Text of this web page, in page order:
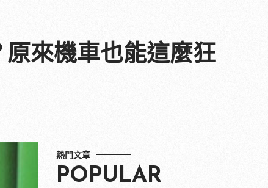
來機車也能這麼狂
熱門文章
POPULAR